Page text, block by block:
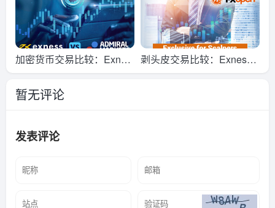
加密货币交易比较：Exnes
s vs Admiral Markets
剥头皮交易比较：Exness v
s FXOpen
暂无评论
发表评论